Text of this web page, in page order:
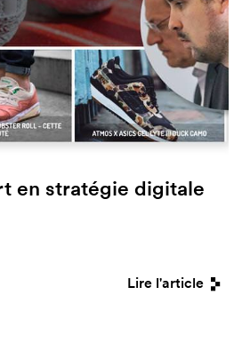
en stratégie digitale
Lire l'article